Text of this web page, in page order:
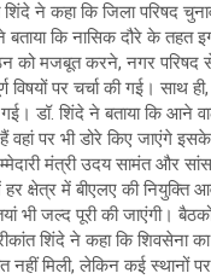
शिंदे ने कहा कि जिला परिषद
कि नासिक दौरे के तहत
को मजबूत करने, नगर परिषद से
पर चर्चा की गई। साथ
गई। डॉ. शिंदे ने बताया कि
हैं वहां पर भी डोरे किए जाएंगे
मंत्री उदय सामंत और
क्षेत्र में बीएलए की
जल्द पूरी की जाएंगी। बैठकों
शिंदे ने कहा कि शिवसेना
नहीं मिली, लेकिन कई